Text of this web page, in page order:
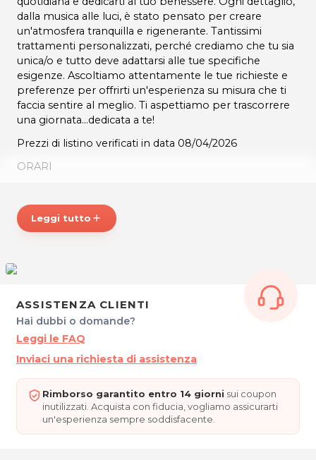
dalla musica alle luci, è stato pensato per creare
un'atmosfera tranquilla e rigenerante. Tantissimi
trattamenti personalizzati, perché crediamo che tu sia
unica/o e tutto deve adattarsi alle tue specifiche
esigenze. Ascoltiamo attentamente le tue richieste e
preferenze per offrirti un'esperienza su misura che ti
faccia sentire al meglio. Ti aspettiamo per trascorrere
una giornata...dedicata a te!
Prezzi di listino verificati in data 08/04/2026
ORARI
Domenica chiuso
P.IVA 17126101009
Leggi tutto add
ASSISTENZA CLIENTI
Hai dubbi o domande?
Leggi le FAQ
Inviaci una richiesta di assistenza
Rimborso garantito entro 14 giorni sui coupon
inutilizzati. Acquista con fiducia, vogliamo assicurarti
un'esperienza sempre soddisfacente.